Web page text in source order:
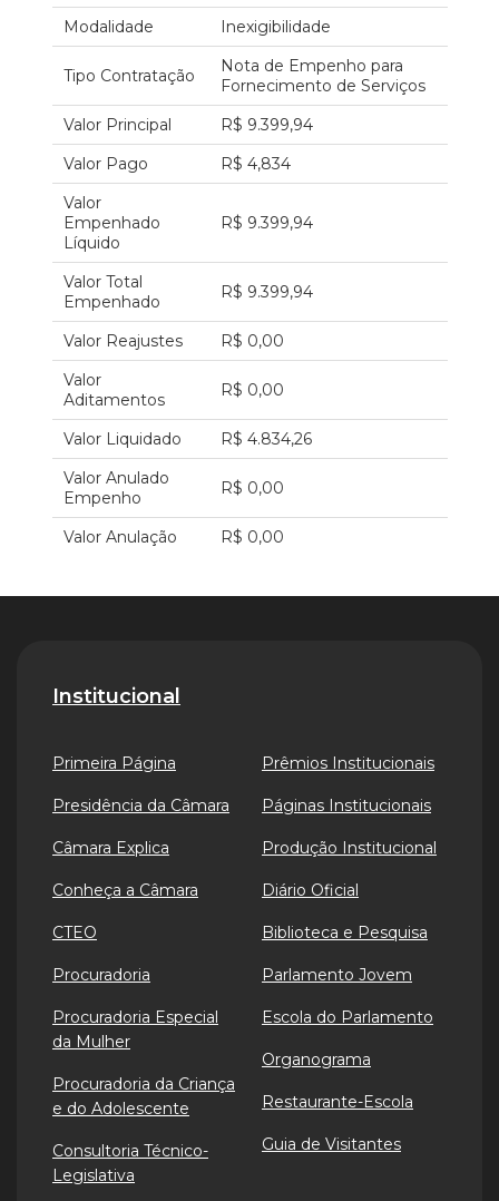
Modalidade
Inexigibilidade
Tipo Contratação
Nota de Empenho para
Fornecimento de Serviços
Valor Principal
R$ 9.399,94
Valor Pago
R$ 4,834
Valor
Empenhado
Líquido
R$ 9.399,94
Valor Total
Empenhado
R$ 9.399,94
Valor Reajustes
R$ 0,00
Valor
Aditamentos
R$ 0,00
Valor Liquidado
R$ 4.834,26
Valor Anulado
Empenho
R$ 0,00
Valor Anulação R$ 0,00
Institucional
Primeira Página
Presidência da Câmara
Câmara Explica
Conheça a Câmara
CTEO
Procuradoria
Procuradoria Especial
da Mulher
Procuradoria da Criança
e do Adolescente
Consultoria Técnico-
Legislativa
Prêmios Institucionais
Páginas Institucionais
Produção Institucional
Diário Oficial
Biblioteca e Pesquisa
Parlamento Jovem
Escola do Parlamento
Organograma
Restaurante-Escola
Guia de Visitantes